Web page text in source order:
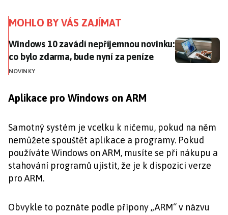
MOHLO BY VÁS ZAJÍMAT
Windows 10 zavádí nepříjemnou novinku: co bylo
Windows 10 zavádí nepříjemnou novinku:
co bylo zdarma, bude nyní za peníze
NOVINKY
Aplikace pro Windows on ARM
Samotný systém je vcelku k ničemu, pokud na něm
nemůžete spouštět aplikace a programy. Pokud
používáte Windows on ARM, musíte se při nákupu a
stahování programů ujistit, že je k dispozici verze
pro ARM.
Obvykle to poznáte podle přípony „ARM“ v názvu